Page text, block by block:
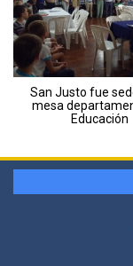
San Justo fue
mesa
Educación